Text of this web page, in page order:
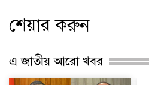
শেয়ার করুন
এ জাতীয় আরো খবর